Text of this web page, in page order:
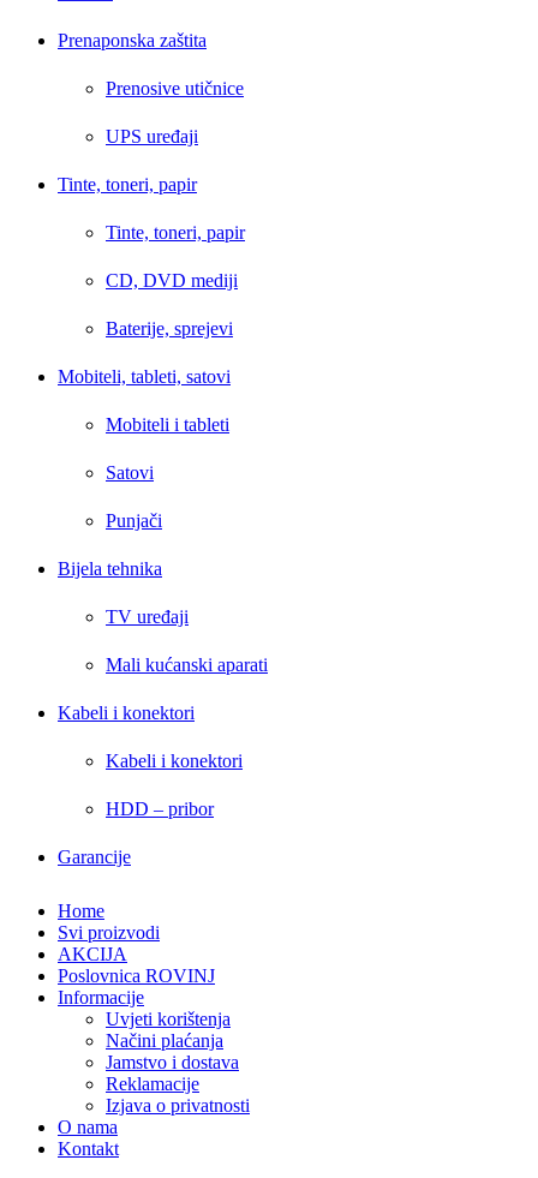
Prenaponska zaštita
Prenosive utičnice
UPS uređaji
Tinte, toneri, papir
Tinte, toneri, papir
CD, DVD mediji
Baterije, sprejevi
Mobiteli, tableti, satovi
Mobiteli i tableti
Satovi
Punjači
Bijela tehnika
TV uređaji
Mali kućanski aparati
Kabeli i konektori
Kabeli i konektori
HDD – pribor
Garancije
Home
Svi proizvodi
AKCIJA
Poslovnica ROVINJ
Informacije
Uvjeti korištenja
Načini plaćanja
Jamstvo i dostava
Reklamacije
Izjava o privatnosti
O nama
Kontakt